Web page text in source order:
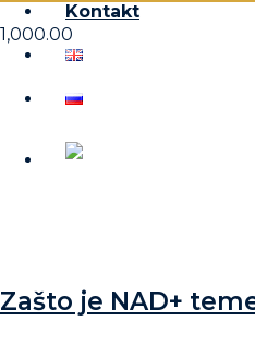
Kontakt
1,000.00
Zašto je NAD+